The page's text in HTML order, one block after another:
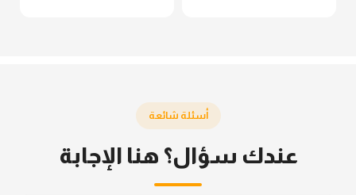
أسئلة شائعة
عندك سؤال؟ هنا الإجابة